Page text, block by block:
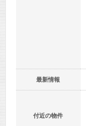
最新情報
付近の物件